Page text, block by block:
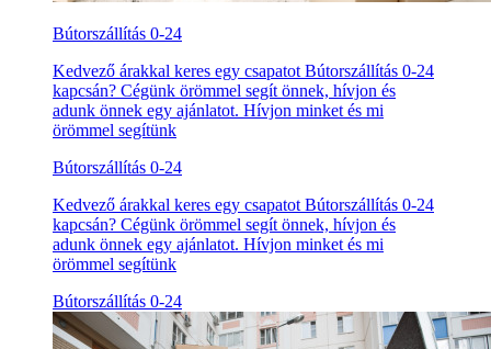
Bútorszállítás 0-24
Kedvező árakkal keres egy csapatot Bútorszállítás 0-24
kapcsán? Cégünk örömmel segít önnek, hívjon és
adunk önnek egy ajánlatot. Hívjon minket és mi
örömmel segítünk
Bútorszállítás 0-24
Kedvező árakkal keres egy csapatot Bútorszállítás 0-24
kapcsán? Cégünk örömmel segít önnek, hívjon és
adunk önnek egy ajánlatot. Hívjon minket és mi
örömmel segítünk
Bútorszállítás 0-24